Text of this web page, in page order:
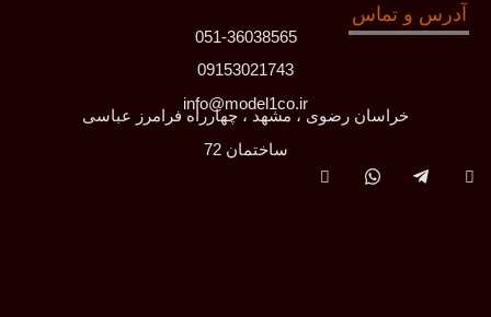
آدرس و تماس
051-36038565
09153021743
info@model1co.ir
خراسان رضوی ، مشهد ، چهارراه فرامرز عباسی
ساختمان 72